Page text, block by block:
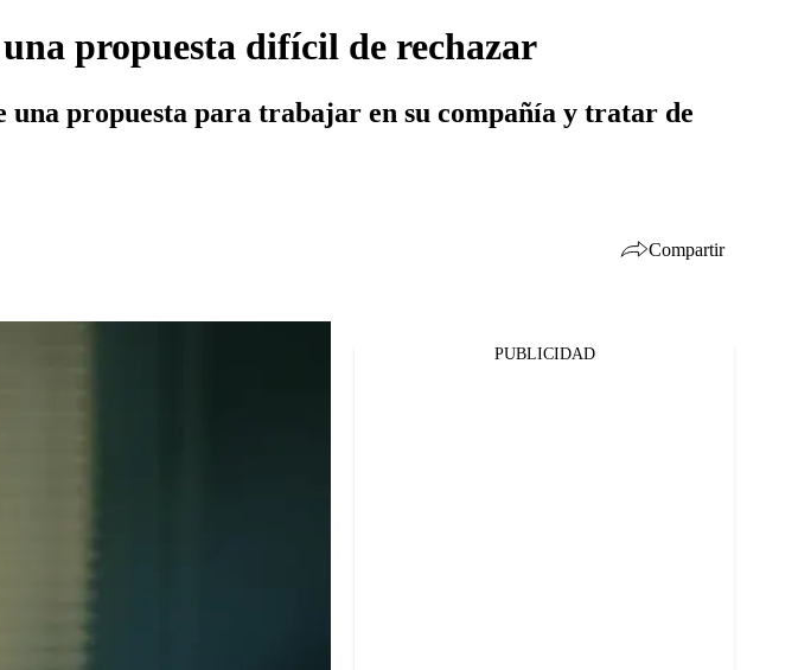
propuesta difícil de rechazar
propuesta para trabajar en su compañía y tratar de
Compartir
PUBLICIDAD